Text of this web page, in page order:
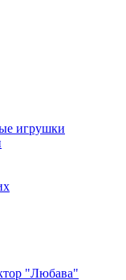
игрушки